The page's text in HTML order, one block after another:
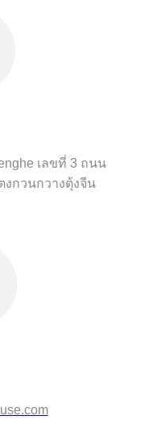
เลขที่ 3 ถนน
งกวนกวางตุ้งจีน